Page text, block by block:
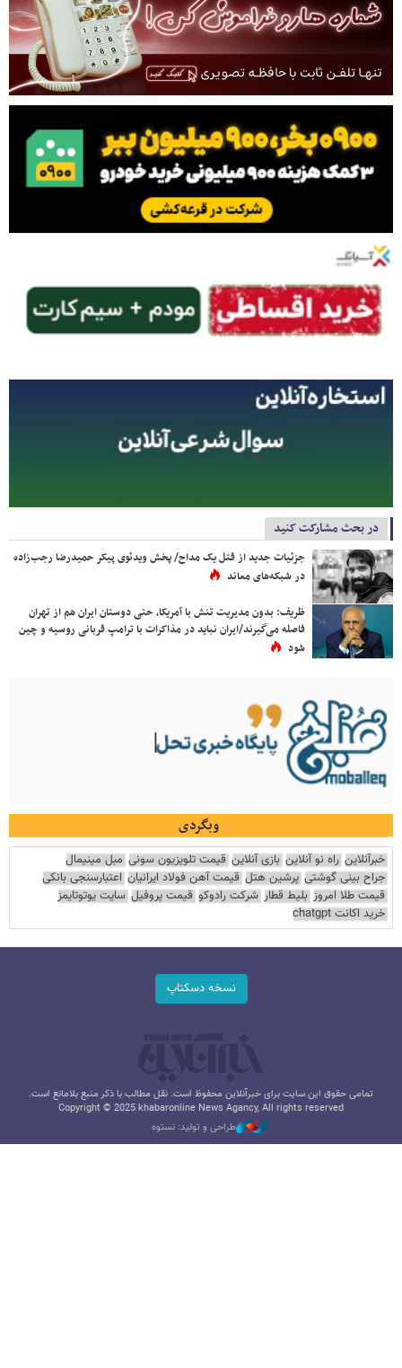
در بحث مشارکت کنید
جزئیات جدید از قتل یک مداح/ پخش ویدئوی پیکر حمیدرضا رجب‌زاده
در شبکه‌های معاند
ظریف: بدون مدیریت تنش با آمریکا، حتی دوستان ایران هم از تهران
فاصله می‌گیرند/ایران نباید در مذاکرات با ترامپ قربانی روسیه و چین
شود
وبگردی
خبرآنلاین راه نو آنلاین بازی آنلاین قیمت تلویزیون سونی مبل مینیمال
جراح بینی گوشتی پرشین هتل قیمت آهن فولاد ایرانیان اعتبارسنجی بانکی
قیمت طلا امروز بلیط قطار شرکت رادوکو قیمت پروفیل سایت یوتوتایمز
خرید اکانت chatgpt
نسخه دسکتاپ
تمامی حقوق این سایت برای خبرآنلاین محفوظ است. نقل مطالب با ذکر منبع بلامانع است.
Copyright © 2025 khabaronline News Agancy, All rights reserved
طراحی و تولید: نستوه